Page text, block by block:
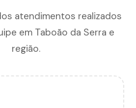
atendimentos realizados
em Taboão da Serra e
região.